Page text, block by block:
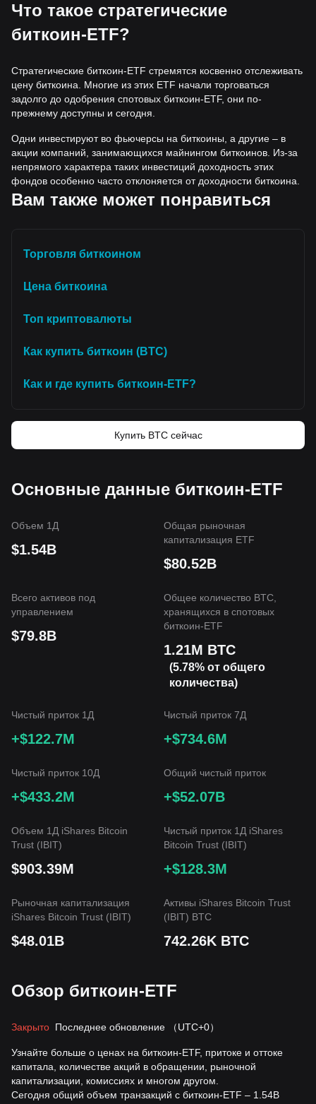
Что такое стратегические
биткоин-ETF?
Стратегические биткоин-ETF стремятся косвенно отслеживать
цену биткоина. Многие из этих ETF начали торговаться
задолго до одобрения спотовых биткоин-ETF, они по-
прежнему доступны и сегодня.
Одни инвестируют во фьючерсы на биткоины, а другие – в
акции компаний, занимающихся майнингом биткоинов. Из-за
непрямого характера таких инвестиций доходность этих
фондов особенно часто отклоняется от доходности биткоина.
Вам также может понравиться
Торговля биткоином
Цена биткоина
Топ криптовалюты
Как купить биткоин (BTC)
Как и где купить биткоин-ETF?
Купить BTC сейчас
Основные данные биткоин-ETF
Объем 1Д
$1.54B
Общая рыночная
капитализация ETF
$80.52B
Всего активов под
управлением
$79.8B
Общее количество BTC,
хранящихся в спотовых
биткоин-ETF
1.21M BTC
(5.78% от общего
количества)
Чистый приток 1Д
+$122.7M
Чистый приток 7Д
+$734.6M
Чистый приток 10Д
+$433.2M
Общий чистый приток
+$52.07B
Объем 1Д iShares Bitcoin
Trust (IBIT)
$903.39M
Чистый приток 1Д iShares
Bitcoin Trust (IBIT)
+$128.3M
Рыночная капитализация
iShares Bitcoin Trust (IBIT)
$48.01B
Активы iShares Bitcoin Trust
(IBIT) BTC
742.26K BTC
Обзор биткоин-ETF
Закрыто Последнее обновление （UTC+0）
Узнайте больше о ценах на биткоин-ETF, притоке и оттоке
капитала, количестве акций в обращении, рыночной
капитализации, комиссиях и многом другом.
Сегодня общий объем транзакций с биткоин-ETF – 1.54B